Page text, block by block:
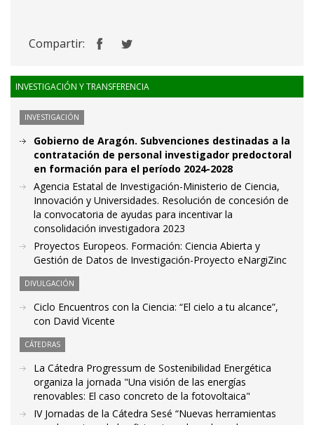
Compartir:
INVESTIGACIÓN Y TRANSFERENCIA
INVESTIGACIÓN
Gobierno de Aragón. Subvenciones destinadas a la
contratación de personal investigador predoctoral
en formación para el período 2024-2028
Agencia Estatal de Investigación-Ministerio de Ciencia,
Innovación y Universidades. Resolución de concesión de
la convocatoria de ayudas para incentivar la
consolidación investigadora 2023
Proyectos Europeos. Formación: Ciencia Abierta y
Gestión de Datos de Investigación-Proyecto eNargiZinc
DIVULGACIÓN
Ciclo Encuentros con la Ciencia: “El cielo a tu alcance”,
con David Vicente
CÁTEDRAS
La Cátedra Progressum de Sostenibilidad Energética
organiza la jornada "Una visión de las energías
renovables: El caso concreto de la fotovoltaica"
IV Jornadas de la Cátedra Sesé “Nuevas herramientas